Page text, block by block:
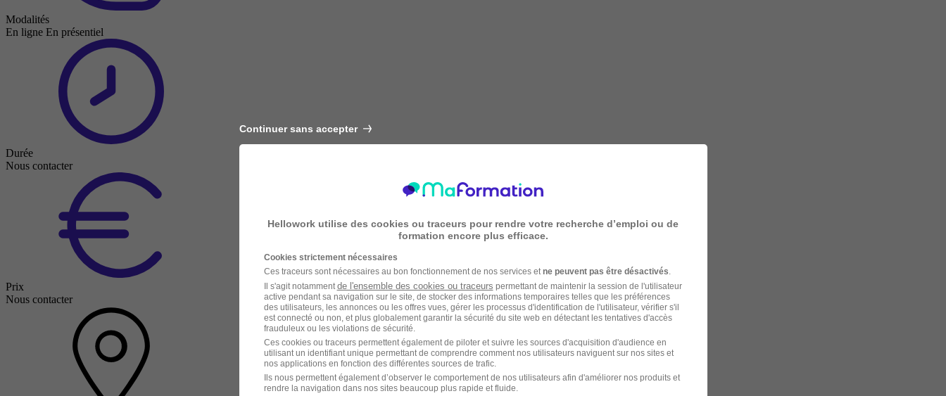
Modalités
En ligne En présentiel
Durée
Nous contacter
Prix
Nous contacter
Continuer sans accepter
Hellowork utilise des cookies ou traceurs pour rendre votre recherche d’emploi ou de
formation encore plus efficace.
Cookies strictement nécessaires
Ces traceurs sont nécessaires au bon fonctionnement de nos services et ne peuvent pas être désactivés
Il s'agit notamment de l'ensemble des cookies ou traceurs permettant de maintenir la session de l'utilisateur
active pendant sa navigation sur le site, de stocker des informations temporaires telles que les préférences
des utilisateurs, les annonces ou les offres vues, gérer les processus d'identification de l'utilisateur, vérifier s'il
est connecté ou non, et plus globalement garantir la sécurité du site web en détectant les tentatives d'accès
frauduleux ou les violations de sécurité.
Ces cookies ou traceurs permettent également de piloter et suivre les sources d'acquisition d'audience en
utilisant un identifiant unique permettant de comprendre comment nos utilisateurs naviguent sur nos sites et
nos applications en fonction des différentes sources de trafic.
Ils nous permettent également d’observer le comportement de nos utilisateurs afin d'améliorer nos produits et
rendre la navigation dans nos sites beaucoup plus rapide et fluide.